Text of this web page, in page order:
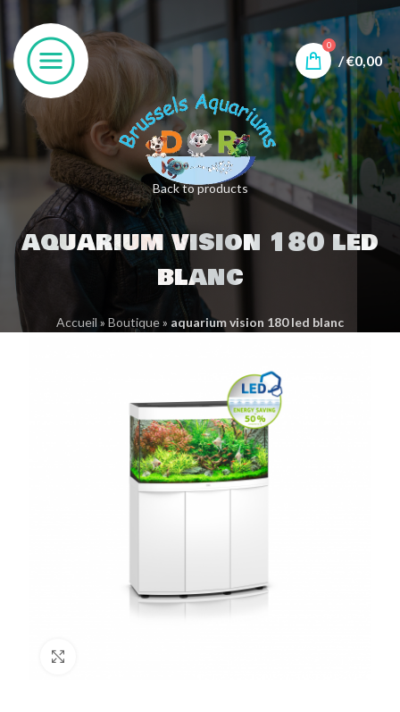
0
/€0,00
Back to products
aquarium vision 180 led
blanc
Accueil » Boutique» aquarium vision 180 led blanc